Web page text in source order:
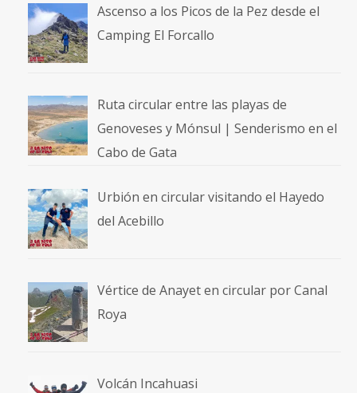
Ascenso a los Picos de la Pez desde el
Camping El Forcallo
Ruta circular entre las playas de
Genoveses y Mónsul | Senderismo en el
Cabo de Gata
Urbión en circular visitando el Hayedo
del Acebillo
Vértice de Anayet en circular por Canal
Roya
Volcán Incahuasi